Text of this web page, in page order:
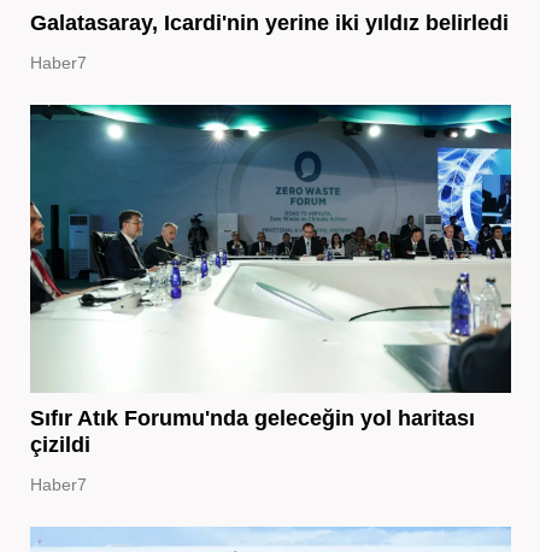
Galatasaray, Icardi'nin yerine iki yıldız belirledi
Haber7
Sıfır Atık Forumu'nda geleceğin yol haritası
çizildi
Haber7